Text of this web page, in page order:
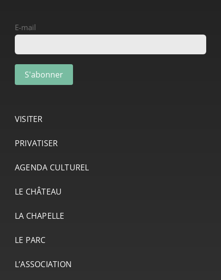
E-mail
VISITER
PRIVATISER
AGENDA CULTUREL
LE CHÂTEAU
LA CHAPELLE
LE PARC
L’ASSOCIATION